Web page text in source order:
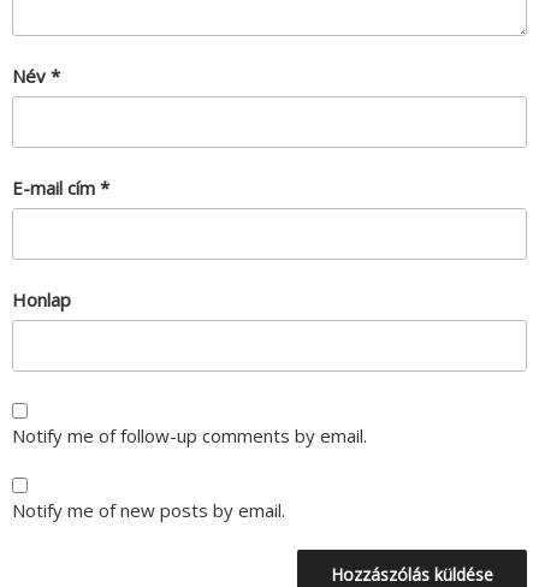
Név *
E-mail cím *
Honlap
Notify me of follow-up comments by email.
Notify me of new posts by email.